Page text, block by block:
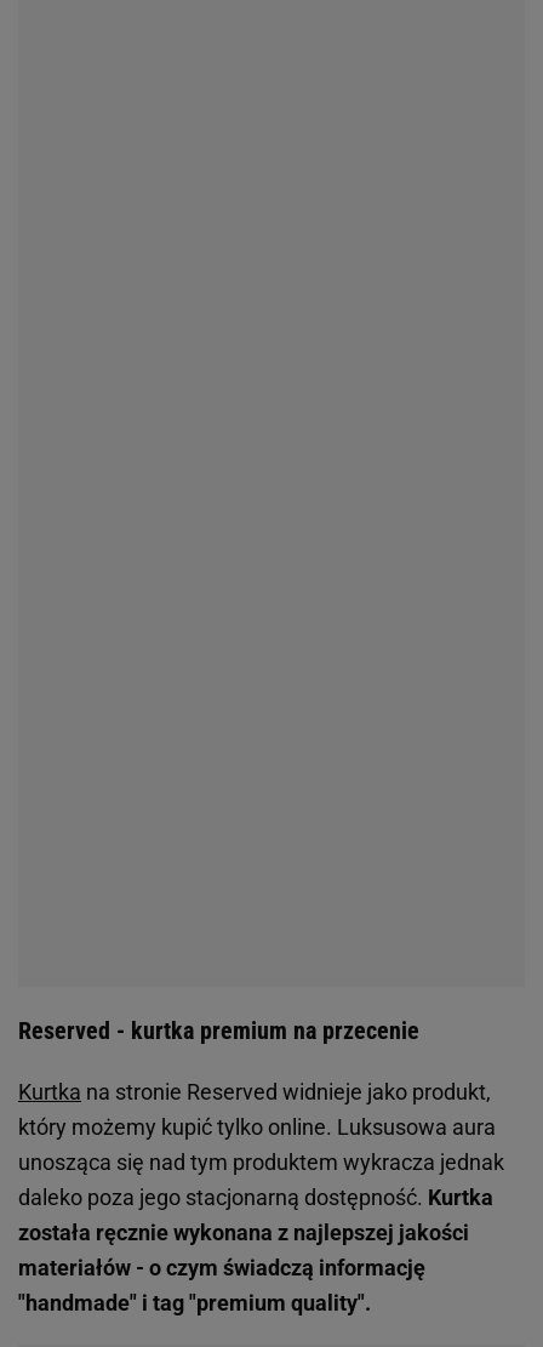
Reserved - kurtka premium na przecenie
Kurtka na stronie Reserved widnieje jako produkt,
który możemy kupić tylko online. Luksusowa aura
unosząca się nad tym produktem wykracza jednak
daleko poza jego stacjonarną dostępność. Kurtka
została ręcznie wykonana z najlepszej jakości
materiałów - o czym świadczą informację
"handmade" i tag "premium quality".